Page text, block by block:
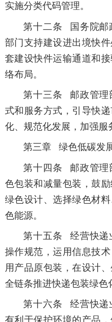
实施分类代码管理。
第十二条 国务院邮
部门支持建设进出境快
套建设快件运输通道和
络布局。
第十三条 邮政管理
式和服务方式，引导快
化、规范化发展，加强服
第三章 绿色低碳发
第十四条 邮政管理
色包装和减量包装，鼓
绿色设计、选择绿色材
色能源。
第十五条 经营快递
操作规范，运用信息技
用产品原包装，在设计
全链条推进快递包装绿色
第十六条 经营快递